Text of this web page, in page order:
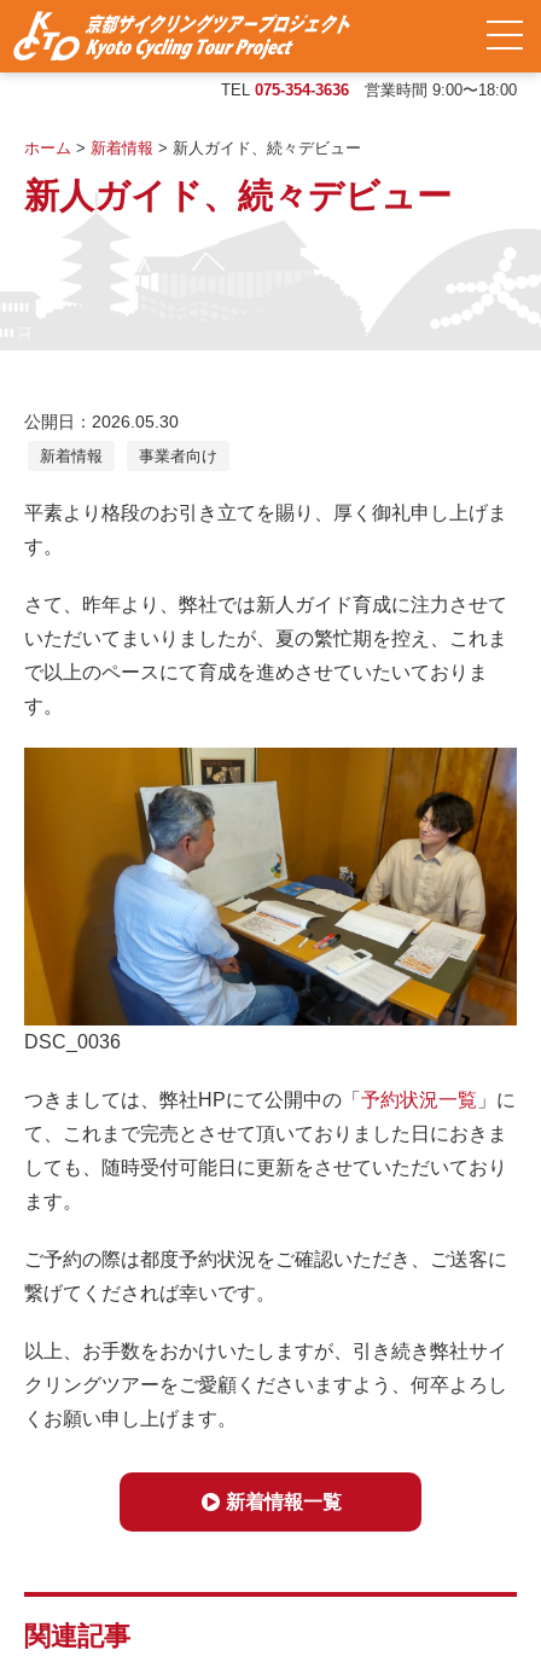
TEL 075-354-3636 営業時間 9:00〜18:00
公開日：2026.05.30
新着情報 事業者向け
ホーム > 新着情報 > 新人ガイド、続々デビュー
新人ガイド、続々デビュー
平素より格段のお引き立てを賜り、厚く御礼申し上げま
す。
さて、昨年より、弊社では新人ガイド育成に注力させて
いただいてまいりましたが、夏の繁忙期を控え、これま
で以上のペースにて育成を進めさせていたいておりま
す。
DSC_0036
つきましては、弊社HPにて公開中の「 予約状況一覧 」に
て、これまで完売とさせて頂いておりました日におきま
しても、随時受付可能日に更新をさせていただいており
ます。
ご予約の際は都度予約状況をご確認いただき、ご送客に
繋げてくだされば幸いです。
以上、お手数をおかけいたしますが、引き続き弊社サイ
クリングツアーをご愛顧くださいますよう、何卒よろし
くお願い申し上げます。
新着情報一覧
関連記事